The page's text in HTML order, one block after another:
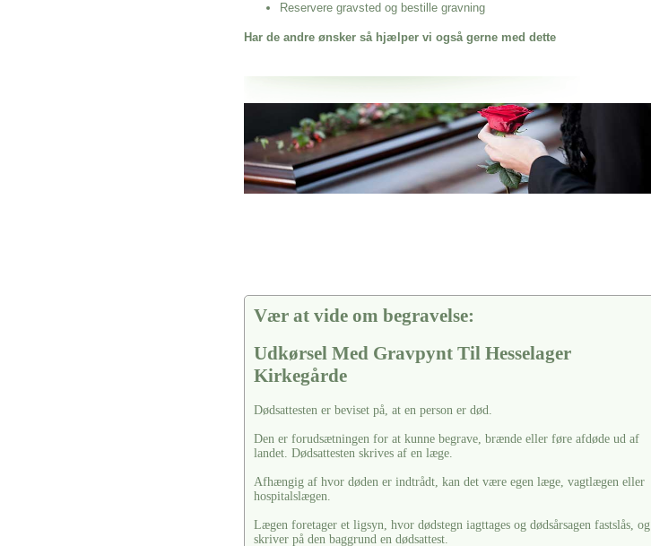
Reservere gravsted og bestille gravning
Har de andre ønsker så hjælper vi også gerne med dette
Her hos os får du altid en god afslutning når det gælder
Udkørsel Med Gravpynt Til Hesselager Kirkegårde
vi hjælper i alle faser af begravelsel
Vær at vide om begravelse:
Udkørsel Med Gravpynt Til Hesselager
Kirkegårde
Dødsattesten er beviset på, at en person er død.
Den er forudsætningen for at kunne begrave, brænde eller føre afdøde ud af
landet. Dødsattesten skrives af en læge.
Afhængig af hvor døden er indtrådt, kan det være egen læge, vagtlægen eller
hospitalslægen.
Lægen foretager et ligsyn, hvor dødstegn iagttages og dødsårsagen fastslås, og
skriver på den baggrund en dødsattest.